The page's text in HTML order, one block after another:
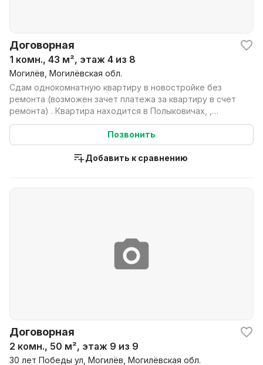
Договорная
1 комн., 43 м², этаж 4 из 8
Могилёв, Могилёвская обл.
Сдам однокомнатную квартиру в новостройке без
ремонта (возможен зачет платежа за квартиру в счет
ремонта) . Квартира находится в Полыковичах, ,
Первом...
Позвонить
Добавить к сравнению
Договорная
2 комн., 50 м², этаж 9 из 9
30 лет Победы ул, Могилёв, Могилёвская обл.